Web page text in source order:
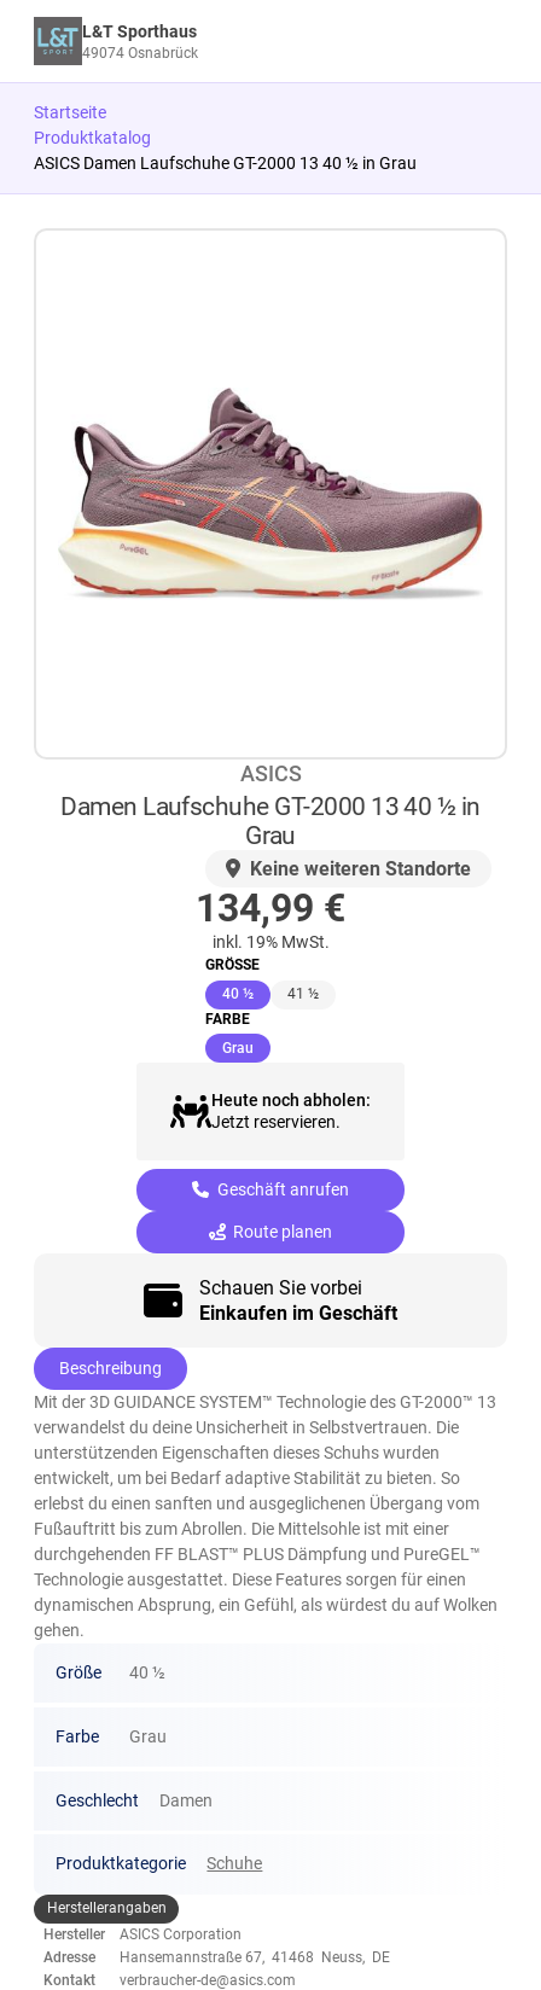
L&T Sporthaus
49074 Osnabrück
Startseite
Produktkatalog
ASICS Damen Laufschuhe GT-2000 13 40 ½ in Grau
ASICS
Damen Laufschuhe GT-2000 13 40 ½ in
Grau
Keine weiteren Standorte
134,99 €
inkl. 19% MwSt.
GRÖSSE
40 ½(ausgewählt)
41 ½
FARBE
Grau(ausgewählt)
Heute noch abholen:
Jetzt reservieren.
Geschäft anrufen
Route planen
Schauen Sie vorbei
Einkaufen im Geschäft
Beschreibung
Mit der 3D GUIDANCE SYSTEM™ Technologie des GT-2000™ 13
verwandelst du deine Unsicherheit in Selbstvertrauen.​ Die
unterstützenden Eigenschaften dieses Schuhs wurden
entwickelt, um bei Bedarf adaptive Stabilität zu bieten. So
erlebst du einen sanften und ausgeglichenen Übergang vom
Fußauftritt bis zum Abrollen. Die Mittelsohle ist mit einer
durchgehenden FF BLAST™ PLUS Dämpfung und PureGEL™
Technologie ausgestattet. Diese Features sorgen für einen
dynamischen Absprung, ein Gefühl, als würdest du auf Wolken
gehen. ​
Größe 40 ½
Farbe Grau
Geschlecht Damen
Produktkategorie Schuhe
Herstellerangaben
Hersteller
ASICS Corporation
Adresse
Hansemannstraße 67, 41468 Neuss, DE
Kontakt
verbraucher-de@asics.com